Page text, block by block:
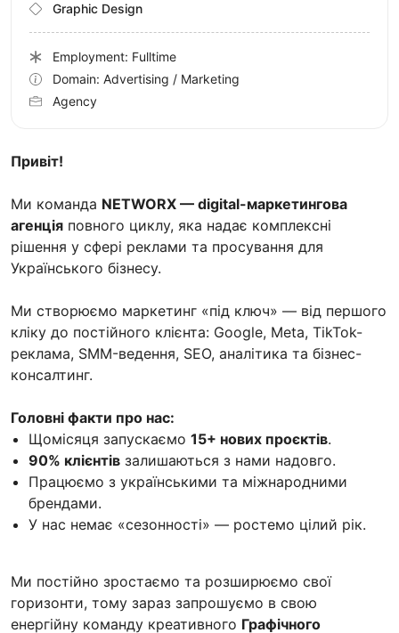
Привіт!
Ми команда NETWORX — digital-маркетингова
агенція повного циклу, яка надає комплексні
рішення у сфері реклами та просування для
Українського бізнесу.
Ми створюємо маркетинг «під ключ» — від першого
кліку до постійного клієнта: Google, Meta, TikTok-
реклама, SMM-ведення, SEO, аналітика та бізнес-
консалтинг.
Головні факти про нас:
Щомісяця запускаємо 15+ нових проєктів.
90% клієнтів залишаються з нами надовго.
Працюємо з українськими та міжнародними
брендами.
У нас немає «сезонності» — ростемо цілий рік.
Ми постійно зростаємо та розширюємо свої
горизонти, тому зараз запрошуємо в свою
енергійну команду креативного Графічного
Graphic Design
Employment: Fulltime
Domain: Advertising / Marketing
Agency